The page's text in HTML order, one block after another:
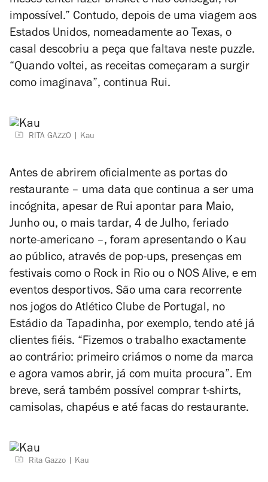
impossível.” Contudo, depois de uma viagem aos
Estados Unidos, nomeadamente ao Texas, o
casal descobriu a peça que faltava neste puzzle.
“Quando voltei, as receitas começaram a surgir
como imaginava”, continua Rui.
RITA GAZZO Kau
Antes de abrirem oficialmente as portas do
restaurante – uma data que continua a ser uma
incógnita, apesar de Rui apontar para Maio,
Junho ou, o mais tardar, 4 de Julho, feriado
norte-americano –, foram apresentando o Kau
ao público, através de pop-ups, presenças em
festivais como o Rock in Rio ou o NOS Alive, e em
eventos desportivos. São uma cara recorrente
nos jogos do Atlético Clube de Portugal, no
Estádio da Tapadinha, por exemplo, tendo até já
clientes fiéis. “Fizemos o trabalho exactamente
ao contrário: primeiro criámos o nome da marca
e agora vamos abrir, já com muita procura”. Em
breve, será também possível comprar t-shirts,
camisolas, chapéus e até facas do restaurante.
Rita Gazzo Kau